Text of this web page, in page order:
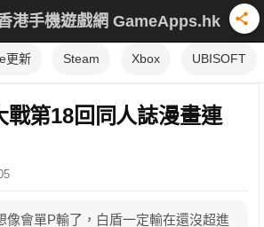
港手機遊戲網 GameApps.hk
更新 Steam Xbox UBISOFT
戰第18回同人誌漫畫連
像會單P輸了，白盾一定輸在還沒超進